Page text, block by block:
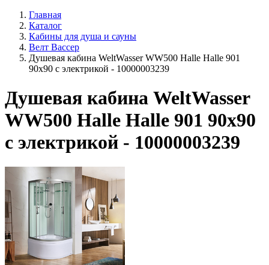
Главная
Каталог
Кабины для душа и сауны
Велт Вассер
Душевая кабина WeltWasser WW500 Halle Halle 901
90х90 с электрикой - 10000003239
Душевая кабина WeltWasser
WW500 Halle Halle 901 90х90
с электрикой - 10000003239